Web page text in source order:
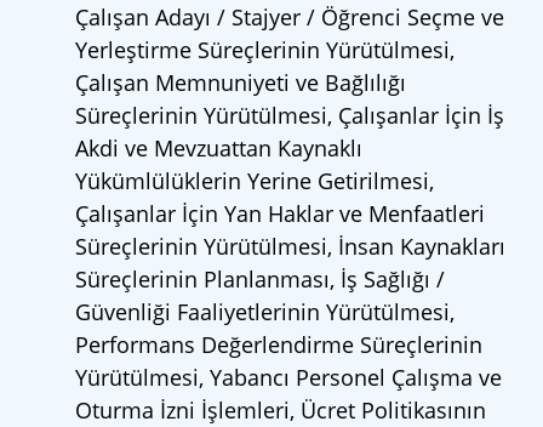
Çalışan Adayı / Stajyer / Öğrenci Seçme ve
Yerleştirme Süreçlerinin Yürütülmesi,
Çalışan Memnuniyeti ve Bağlılığı
Süreçlerinin Yürütülmesi, Çalışanlar İçin İş
Akdi ve Mevzuattan Kaynaklı
Yükümlülüklerin Yerine Getirilmesi,
Çalışanlar İçin Yan Haklar ve Menfaatleri
Süreçlerinin Yürütülmesi, İnsan Kaynakları
Süreçlerinin Planlanması, İş Sağlığı /
Güvenliği Faaliyetlerinin Yürütülmesi,
Performans Değerlendirme Süreçlerinin
Yürütülmesi, Yabancı Personel Çalışma ve
Oturma İzni İşlemleri, Ücret Politikasının